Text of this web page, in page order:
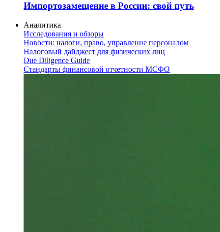
Импортозамещение в России: свой путь
Аналитика
Исследования и обзоры
Новости: налоги, право, управление персоналом
Налоговый дайджест для физических лиц
Due Diligence Guide
Стандарты финансовой отчетности МСФО